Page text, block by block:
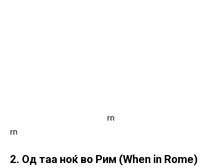
rn.
rn
2. Од таа ноќ во Рим (When in Rome)